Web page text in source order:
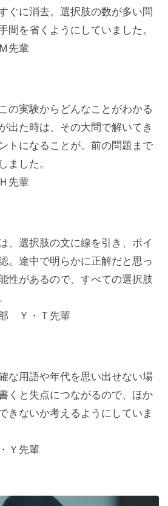
ぐに消去。選択肢の数が多い問
間を省くようにしていました。
先輩
の実験からどんなことがわかる
出た時は、その大問で解いてき
トになることが。前の問題まで
ました。
先輩
、選択肢の文に線を引き、ポイ
。途中で明らかに正解だと思っ
性があるので、すべての選択肢
Ｙ・Ｔ先輩
な用語や年代を思い出せない場
くと失点につながるので、ほか
きないか考えるようにしていま
Ｙ先輩